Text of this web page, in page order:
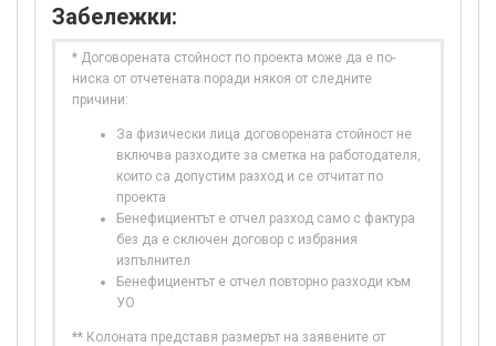
Забележки:
* Договорената стойност по проекта може да е по-
ниска от отчетената поради някоя от следните
причини:
За физически лица договорената стойност не
включва разходите за сметка на работодателя,
които са допустим разход и се отчитат по
проекта
Бенефициентът е отчел разход само с фактура
без да е сключен договор с избрания
изпълнител
Бенефициентът е отчел повторно разходи към
УО
** Колоната представя размерът на заявените от